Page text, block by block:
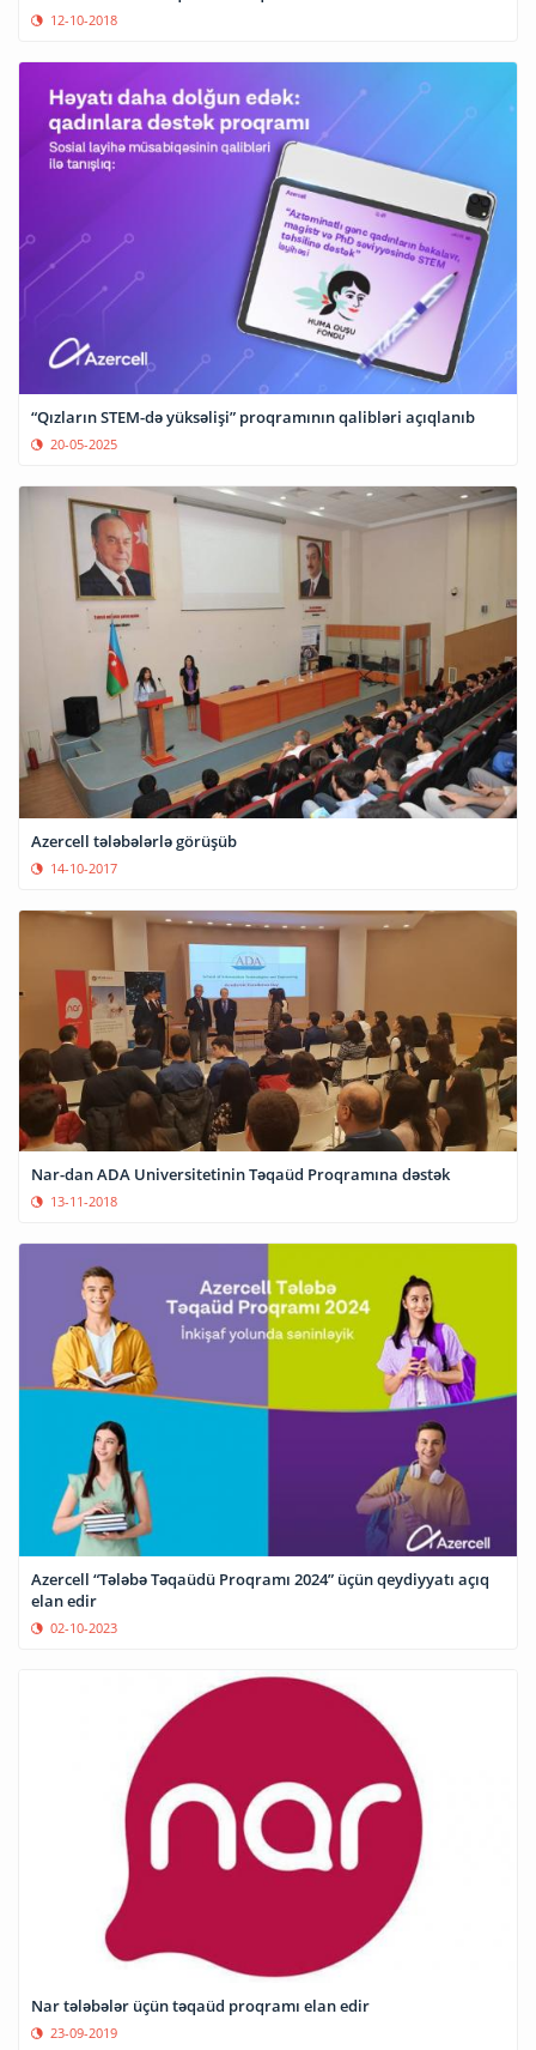
12-10-2018
“Qızların STEM-də yüksəlişi” proqramının qalibləri açıqlanıb
20-05-2025
Azercell tələbələrlə görüşüb
14-10-2017
Nar-dan ADA Universitetinin Təqaüd Proqramına dəstək
13-11-2018
Azercell “Tələbə Təqaüdü Proqramı 2024” üçün qeydiyyatı açıq
elan edir
02-10-2023
Nar tələbələr üçün təqaüd proqramı elan edir
23-09-2019